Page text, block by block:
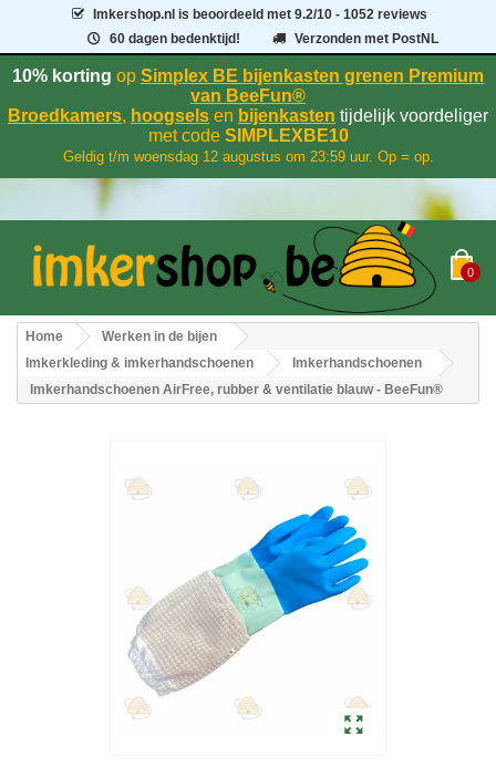
Imkershop.nl is beoordeeld met9.2/10 - 1052 reviews
60 dagen bedenktijd!
Verzonden met PostNL
10% korting op Simplex BE bijenkasten grenen Premium
van BeeFun®
Broedkamers, hoogsels en bijenkasten tijdelijk voordeliger
met codeSIMPLEXBE10
Geldig t/m woensdag 12 augustus om 23:59 uur. Op = op.
0
Home
Werken in de bijen
Imkerkleding & imkerhandschoenen
Imkerhandschoenen
Imkerhandschoenen AirFree, rubber & ventilatie blauw - BeeFun®